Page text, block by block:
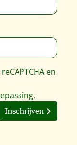
en
Inschrijven